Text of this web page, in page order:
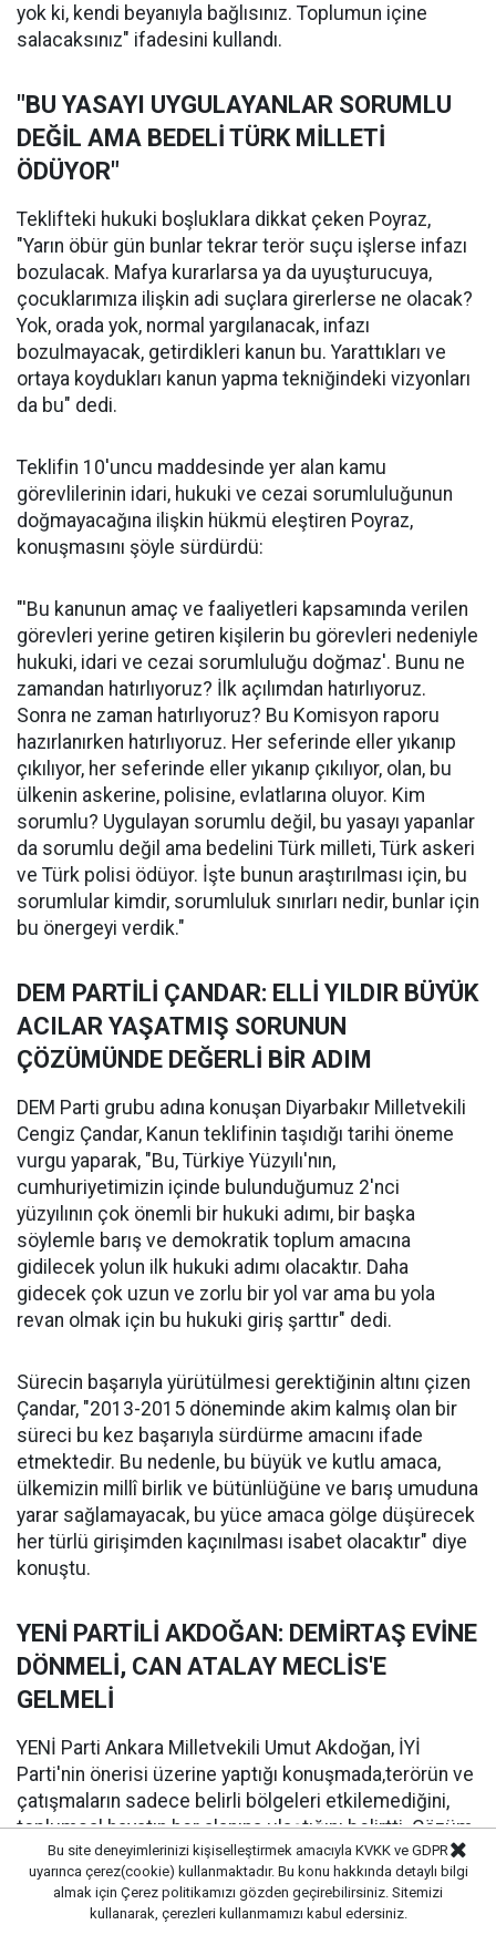
yok ki, kendi beyanıyla bağlısınız. Toplumun içine
salacaksınız" ifadesini kullandı.
"BU YASAYI UYGULAYANLAR SORUMLU
DEĞİL AMA BEDELİ TÜRK MİLLETİ
ÖDÜYOR"
Teklifteki hukuki boşluklara dikkat çeken Poyraz,
"Yarın öbür gün bunlar tekrar terör suçu işlerse infazı
bozulacak. Mafya kurarlarsa ya da uyuşturucuya,
çocuklarımıza ilişkin adi suçlara girerlerse ne olacak?
Yok, orada yok, normal yargılanacak, infazı
bozulmayacak, getirdikleri kanun bu. Yarattıkları ve
ortaya koydukları kanun yapma tekniğindeki vizyonları
da bu" dedi.
Teklifin 10'uncu maddesinde yer alan kamu
görevlilerinin idari, hukuki ve cezai sorumluluğunun
doğmayacağına ilişkin hükmü eleştiren Poyraz,
konuşmasını şöyle sürdürdü:
"'Bu kanunun amaç ve faaliyetleri kapsamında verilen
görevleri yerine getiren kişilerin bu görevleri nedeniyle
hukuki, idari ve cezai sorumluluğu doğmaz'. Bunu ne
zamandan hatırlıyoruz? İlk açılımdan hatırlıyoruz.
Sonra ne zaman hatırlıyoruz? Bu Komisyon raporu
hazırlanırken hatırlıyoruz. Her seferinde eller yıkanıp
çıkılıyor, her seferinde eller yıkanıp çıkılıyor, olan, bu
ülkenin askerine, polisine, evlatlarına oluyor. Kim
sorumlu? Uygulayan sorumlu değil, bu yasayı yapanlar
da sorumlu değil ama bedelini Türk milleti, Türk askeri
ve Türk polisi ödüyor. İşte bunun araştırılması için, bu
sorumlular kimdir, sorumluluk sınırları nedir, bunlar için
bu önergeyi verdik."
DEM PARTİLİ ÇANDAR: ELLİ YILDIR BÜYÜK
ACILAR YAŞATMIŞ SORUNUN
ÇÖZÜMÜNDE DEĞERLİ BİR ADIM
DEM Parti grubu adına konuşan Diyarbakır Milletvekili
Cengiz Çandar, Kanun teklifinin taşıdığı tarihi öneme
vurgu yaparak, "Bu, Türkiye Yüzyılı'nın,
cumhuriyetimizin içinde bulunduğumuz 2'nci
yüzyılının çok önemli bir hukuki adımı, bir başka
söylemle barış ve demokratik toplum amacına
gidilecek yolun ilk hukuki adımı olacaktır. Daha
gidecek çok uzun ve zorlu bir yol var ama bu yola
revan olmak için bu hukuki giriş şarttır" dedi.
Sürecin başarıyla yürütülmesi gerektiğinin altını çizen
Çandar, "2013-2015 döneminde akim kalmış olan bir
süreci bu kez başarıyla sürdürme amacını ifade
etmektedir. Bu nedenle, bu büyük ve kutlu amaca,
ülkemizin millî birlik ve bütünlüğüne ve barış umuduna
yarar sağlamayacak, bu yüce amaca gölge düşürecek
her türlü girişimden kaçınılması isabet olacaktır" diye
konuştu.
YENİ PARTİLİ AKDOĞAN: DEMİRTAŞ EVİNE
DÖNMELİ, CAN ATALAY MECLİS'E
GELMELİ
YENİ Parti Ankara Milletvekili Umut Akdoğan, İYİ
Parti'nin önerisi üzerine yaptığı konuşmada,terörün ve
çatışmaların sadece belirli bölgeleri etkilemediğini,
toplumsal hayatın her alanına ulaştığını belirtti. Çözüm
ve silahsızlanma hedeflerinin yanı sıra demokrasinin
vazgeçilmezliğine vurgu yapan Akdoğan, "Evet,
Ahmetler göreve gelmelidir. Evet, Demirtaş evine
Bu site deneyimlerinizi kişiselleştirmek amacıyla KVKK ve GDPR
uyarınca çerez(cookie) kullanmaktadır. Bu konu hakkında detaylı bilgi
almak için Çerez politikamızı gözden geçirebilirsiniz. Sitemizi
kullanarak, çerezleri kullanmamızı kabul edersiniz.